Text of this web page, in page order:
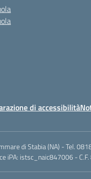
di accessibilità
di Stabia (NA) - Tel.
iPA: istsc_naic847006 -